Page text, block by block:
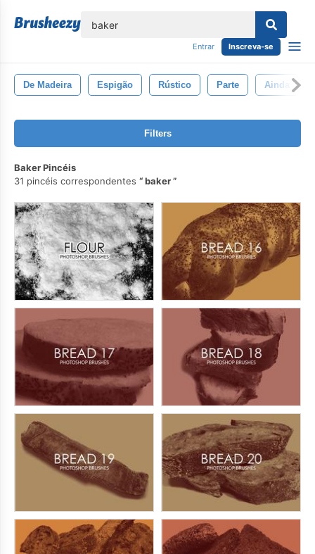
Entrar Inscreva-se
De Madeira Espigão Rústico Parte Ainda
Filters
Baker Pincéis
31 pincéis correspondentes
baker